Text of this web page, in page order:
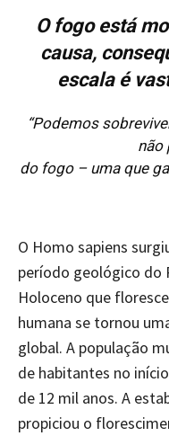
O fogo está
causa,
escala é
“Podemos
não
do fogo – uma que
O Homo sapiens
período geológico do
Holoceno que
humana se tornou
global. A população
de habitantes no
de 12 mil anos. A
propiciou o